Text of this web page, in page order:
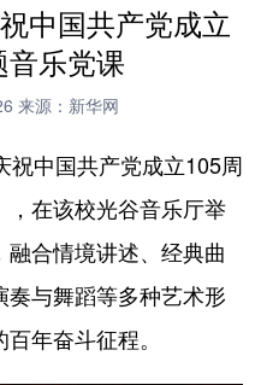
网评 港澳
全球连线
量子
健康 军事
图片 政务
金融 汽车
中国共产党成立
音乐党课
来源：新华网
中国共产党成立105周
在该校光谷音乐厅举
合情境讲述、经典曲
奏与舞蹈等多种艺术形
年奋斗征程。